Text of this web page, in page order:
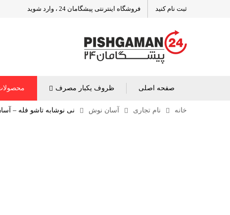
ثبت نام کنید فروشگاه اینترنتی پیشگامان 24 ، وارد شوید
صفحه اصلی ظروف یکبار مصرف
خانه نام تجاری آسان نوش نی نوشابه تاشو فله – آسان نوش